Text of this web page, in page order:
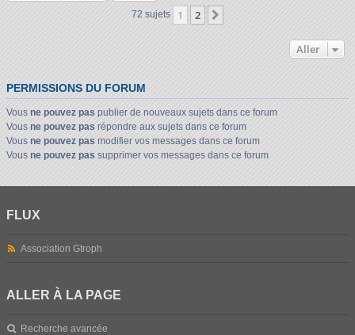
72 sujets 1 2
Aller
PERMISSIONS DU FORUM
Vous ne pouvez pas publier de nouveaux sujets dans ce forum
Vous ne pouvez pas répondre aux sujets dans ce forum
Vous ne pouvez pas modifier vos messages dans ce forum
Vous ne pouvez pas supprimer vos messages dans ce forum
FLUX
Association Gtroph
ALLER À LA PAGE
Recherche avancée